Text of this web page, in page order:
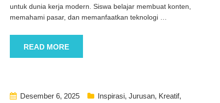
untuk dunia kerja modern. Siswa belajar membuat konten,
memahami pasar, dan memanfaatkan teknologi
READ MORE
Desember 6, 2025 Inspirasi, Jurusan, Kreatif,